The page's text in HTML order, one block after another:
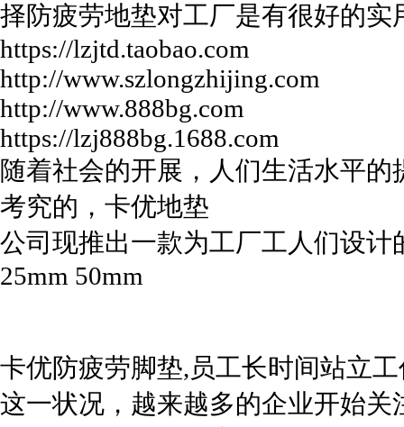
择防疲劳地垫对工厂是有很好的实
https://lzjtd.taobao.com
http://www.szlongzhijing.com
http://www.888bg.com
https://lzj888bg.1688.com
随着社会的开展，人们生活水平
考究的，卡优地垫
公司现推出一款为工厂工人们设计
25mm 50mm
卡优防疲劳脚垫,员工长时间站立
这一状况，越来越多的企业开始